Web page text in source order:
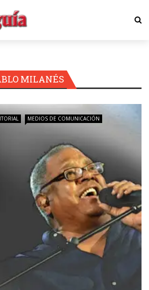
MILANÉS
MEDIOS DE COMUNICACIÓN